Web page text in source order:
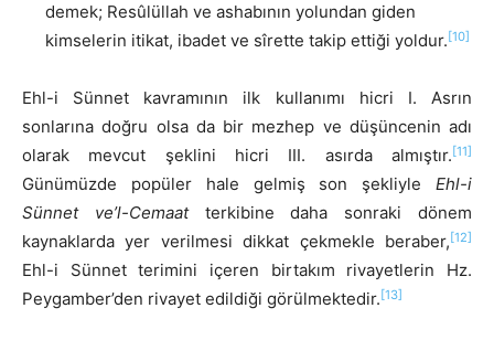
demek; Resûlüllah ve ashabının yolundan giden
kimselerin itikat, ibadet ve sîrette takip ettiği yoldur.[10]
Ehl-i Sünnet kavramının ilk kullanımı hicri I. Asrın
sonlarına doğru olsa da bir mezhep ve düşüncenin adı
olarak mevcut şeklini hicri III. asırda almıştır.[11]
Günümüzde popüler hale gelmiş son şekliyle Ehl-i
Sünnet ve’l-Cemaatterkibine daha sonraki dönem
kaynaklarda yer verilmesi dikkat çekmekle beraber,[12]
Ehl-i Sünnet terimini içeren birtakım rivayetlerin Hz.
Peygamber’den rivayet edildiği görülmektedir.[13]